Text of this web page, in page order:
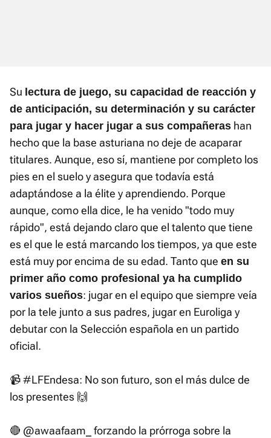
Su lectura de juego, su capacidad de reacción y
de anticipación, su determinación y su carácter
para jugar y hacer jugar a sus compañeras han
hecho que la base asturiana no deje de acaparar
titulares. Aunque, eso sí, mantiene por completo los
pies en el suelo y asegura que todavía está
adaptándose a la élite y aprendiendo. Porque
aunque, como ella dice, le ha venido "todo muy
rápido", está dejando claro que el talento que tiene
es el que le está marcando los tiempos, ya que este
está muy por encima de su edad. Tanto que en su
primer año como profesional ya ha cumplido
varios sueños: jugar en el equipo que siempre veía
por la tele junto a sus padres, jugar en Euroliga y
debutar con la Selección española en un partido
oficial.
📹#LFEndesa: No son futuro, son el más dulce de
los presentes 🙌
🔴 @awaafaam_
forzando la prórroga sobre la